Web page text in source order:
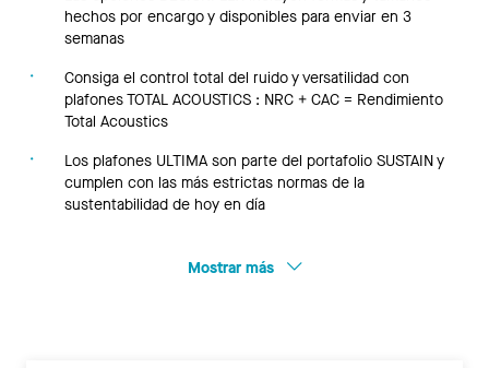
hechos por encargo y disponibles para enviar en 3
semanas
Consiga el control total del ruido y versatilidad con
plafones TOTAL ACOUSTICS : NRC + CAC = Rendimiento
Total Acoustics
Los plafones ULTIMA son parte del portafolio SUSTAIN y
cumplen con las más estrictas normas de la
sustentabilidad de hoy en día
Mostrar más